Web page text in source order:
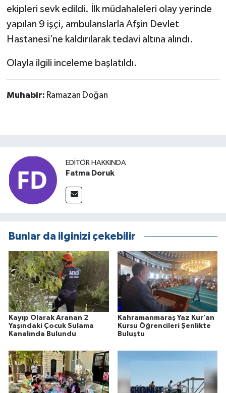
ekipleri sevk edildi. İlk müdahaleleri olay yerinde
yapılan 9 işçi, ambulanslarla Afşin Devlet
Hastanesi’ne kaldırılarak tedavi altına alındı.
Olayla ilgili inceleme başlatıldı.
Muhabir: Ramazan Doğan
EDITÖR HAKKINDA
Fatma Doruk
Bunlar da ilginizi çekebilir
Kayıp Olarak Aranan 2
Yaşındaki Çocuk Sulama
Kanalında Bulundu
Kahramanmaraş Yaz Kur’an
Kursu Öğrencileri Şenlikte
Buluştu